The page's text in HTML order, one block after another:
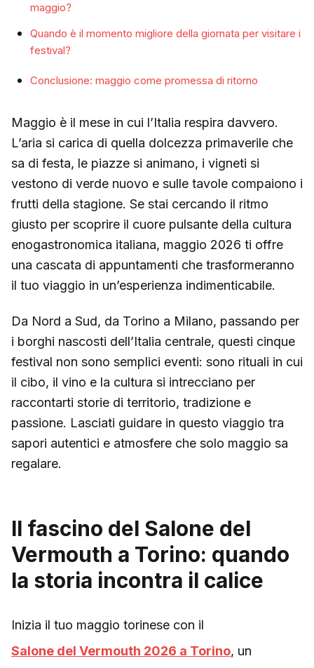
maggio?
Quando è il momento migliore della giornata per visitare i
festival?
Conclusione: maggio come promessa di ritorno
Maggio è il mese in cui l’Italia respira davvero.
L’aria si carica di quella dolcezza primaverile che
sa di festa, le piazze si animano, i vigneti si
vestono di verde nuovo e sulle tavole compaiono i
frutti della stagione. Se stai cercando il ritmo
giusto per scoprire il cuore pulsante della cultura
enogastronomica italiana, maggio 2026 ti offre
una cascata di appuntamenti che trasformeranno
il tuo viaggio in un’esperienza indimenticabile.
Da Nord a Sud, da Torino a Milano, passando per
i borghi nascosti dell’Italia centrale, questi cinque
festival non sono semplici eventi: sono rituali in cui
il cibo, il vino e la cultura si intrecciano per
raccontarti storie di territorio, tradizione e
passione. Lasciati guidare in questo viaggio tra
sapori autentici e atmosfere che solo maggio sa
regalare.
Il fascino del Salone del
Vermouth a Torino: quando
la storia incontra il calice
Inizia il tuo maggio torinese con il
Salone del Vermouth 2026 a Torino, un